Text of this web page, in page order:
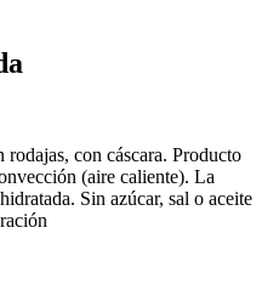
con cáscara. Producto
(aire caliente). La
Sin azúcar, sal o aceite